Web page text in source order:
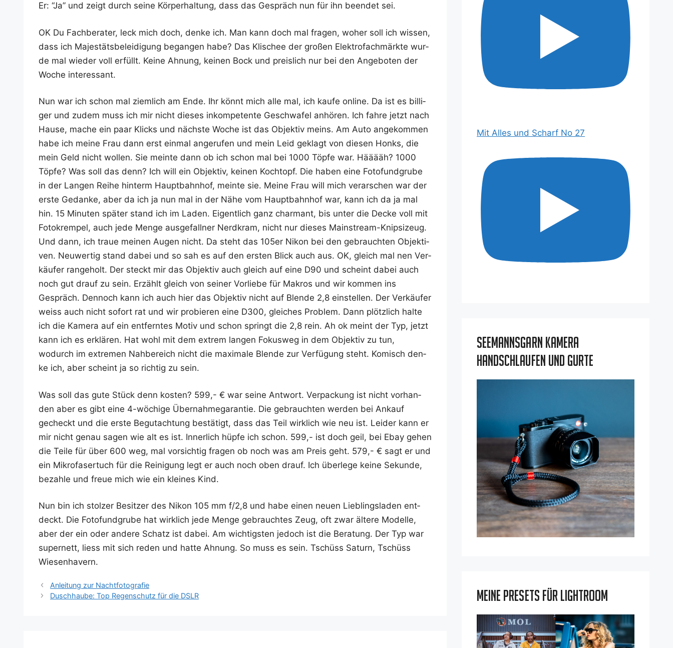
Er: “Ja” und zeigt durch sei­ne Kör­per­hal­tung, dass das Gespräch nun für ihn been­det sei.
OK Du Fach­be­ra­ter, leck mich doch, den­ke ich. Man kann doch mal fra­gen, woher soll ich wis­sen,
dass ich Majes­täts­be­lei­di­gung began­gen habe? Das Kli­schee der gro­ßen Elek­tro­fach­märk­te wur­
de mal wie­der voll erfüllt. Kei­ne Ahnung, kei­nen Bock und preis­lich nur bei den Ange­bo­ten der
Woche interessant.
Nun war ich schon mal ziem­lich am Ende. Ihr könnt mich alle mal, ich kau­fe online. Da ist es bil­li­
ger und zudem muss ich mir nicht die­ses inkom­pe­ten­te Geschwa­fel anhö­ren. Ich fah­re jetzt nach
Hau­se, mache ein paar Klicks und nächs­te Woche ist das Objek­tiv meins. Am Auto ange­kom­men
habe ich mei­ne Frau dann erst ein­mal ange­ru­fen und mein Leid geklagt von die­sen Hon­ks, die
mein Geld nicht wol­len. Sie mein­te dann ob ich schon mal bei 1000 Töp­fe war. Hääääh? 1000
Töp­fe? Was soll das denn? Ich will ein Objek­tiv, kei­nen Koch­topf. Die haben eine Foto­fund­gru­be
in der Lan­gen Rei­he hin­term Haupt­bahn­hof, mein­te sie. Mei­ne Frau will mich ver­ar­schen war der
ers­te Gedan­ke, aber da ich ja nun mal in der Nähe vom Haupt­bahn­hof war, kann ich da ja mal
hin. 15 Minu­ten spä­ter stand ich im Laden. Eigent­lich ganz char­mant, bis unter die Decke voll mit
Foto­krem­pel, auch jede Men­ge aus­ge­fall­ner Nerd­kram, nicht nur die­ses Main­stream-Knip­si­zeug.
Und dann, ich traue mei­nen Augen nicht. Da steht das 105er Nikon bei den gebrauch­ten Objek­ti­
ven. Neu­wer­tig stand dabei und so sah es auf den ers­ten Blick auch aus. OK, gleich mal nen Ver­
käu­fer ran­ge­holt. Der steckt mir das Objek­tiv auch gleich auf eine D90 und scheint dabei auch
noch gut drauf zu sein. Erzählt gleich von sei­ner Vor­lie­be für Makros und wir kom­men ins
Gespräch. Den­noch kann ich auch hier das Objek­tiv nicht auf Blen­de 2,8 ein­stel­len. Der Ver­käu­fer
weiss auch nicht sofort rat und wir pro­bie­ren eine D300, glei­ches Pro­blem. Dann plötz­lich hal­te
ich die Kame­ra auf ein ent­fern­tes Motiv und schon springt die 2,8 rein. Ah ok meint der Typ, jetzt
kann ich es erklä­ren. Hat wohl mit dem extrem lan­gen Fokus­weg in dem Objek­tiv zu tun,
wodurch im extre­men Nah­be­reich nicht die maxi­ma­le Blen­de zur Ver­fü­gung steht. Komisch den­
ke ich, aber scheint ja so rich­tig zu sein.
Was soll das gute Stück denn kos­ten? 599,- € war sei­ne Ant­wort. Ver­pa­ckung ist nicht vor­han­
den aber es gibt eine 4-wöchi­ge Über­nah­me­ga­ran­tie. Die gebrauch­ten wer­den bei Ankauf
gecheckt und die ers­te Begut­ach­tung bestä­tigt, dass das Teil wirk­lich wie neu ist. Lei­der kann er
mir nicht genau sagen wie alt es ist. Inner­lich hüp­fe ich schon. 599,- ist doch geil, bei Ebay gehen
die Tei­le für über 600 weg, mal vor­sich­tig fra­gen ob noch was am Preis geht. 579,- € sagt er und
ein Mikro­fa­ser­tuch für die Rei­ni­gung legt er auch noch oben drauf. Ich über­le­ge kei­ne Sekun­de,
bezah­le und freue mich wie ein klei­nes Kind.
Nun bin ich stol­zer Besit­zer des Nikon 105 mm f/2,8 und habe einen neu­en Lieb­lings­la­den ent­
deckt. Die Foto­fund­gru­be hat wirk­lich jede Men­ge gebrauch­tes Zeug, oft zwar älte­re Model­le,
aber der ein oder ande­re Schatz ist dabei. Am wich­tigs­ten jedoch ist die Bera­tung. Der Typ war
super­nett, liess mit sich reden und hat­te Ahnung. So muss es sein. Tschüss Saturn, Tschüss
Wiesenhavern.
Anleitung zur Nachtfotografie
Duschhaube: Top Regenschutz für die DSLR
Mit Alles und Scharf No 27
Seemannsgarn Kamera
Handschlaufen und Gurte
Meine Presets für Lightroom